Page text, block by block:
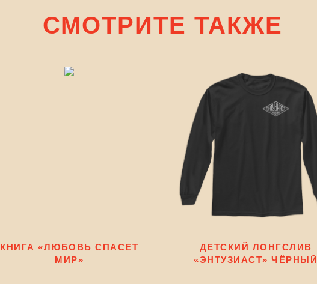
СМОТРИТЕ ТАКЖЕ
КНИГА «ЛЮБОВЬ СПАСЕТ
МИР»
ДЕТСКИЙ ЛОНГСЛИВ
«ЭНТУЗИАСТ» ЧЁРНЫЙ